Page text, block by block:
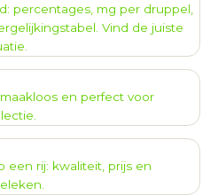
percentages, mg per druppel,
Vind de juiste
en perfect voor
een rij: kwaliteit, prijs en